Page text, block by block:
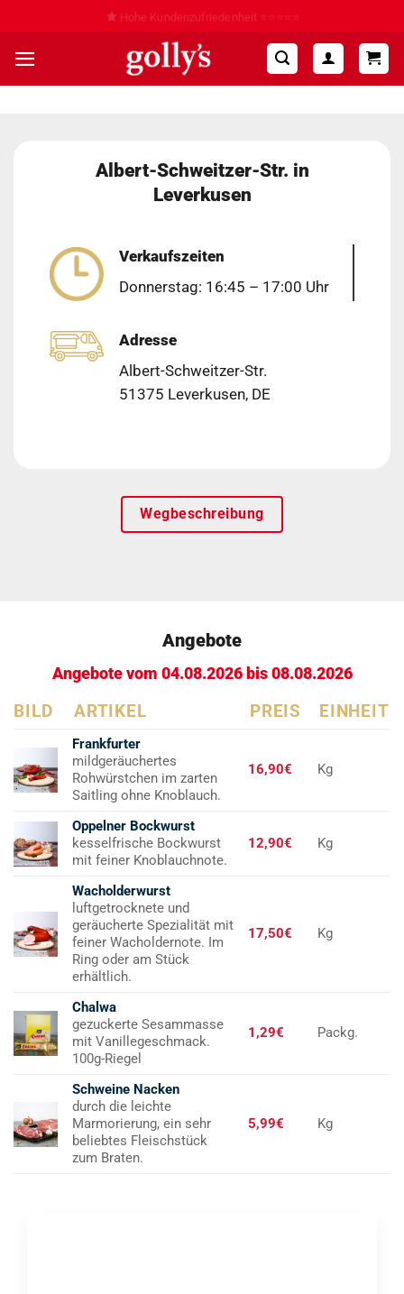
springen
Hohe Kundenzufriedenheit ⭐⭐⭐⭐⭐
Albert-Schweitzer-Str. in
Leverkusen
Verkaufszeiten
Donnerstag: 16:45 – 17:00 Uhr
Adresse
Albert-Schweitzer-Str.
51375 Leverkusen, DE
Wegbeschreibung
Angebote
Angebote vom 04.08.2026 bis 08.08.2026
BILD ARTIKEL PREIS EINHEIT
Frankfurter
mildgeräuchertes
Rohwürstchen im zarten
Saitling ohne Knoblauch.
16,90€ Kg
Oppelner Bockwurst
kesselfrische Bockwurst
mit feiner Knoblauchnote.
12,90€ Kg
Wacholderwurst
luftgetrocknete und
geräucherte Spezialität mit
feiner Wacholdernote. Im
Ring oder am Stück
erhältlich.
17,50€ Kg
Chalwa
gezuckerte Sesammasse
mit Vanillegeschmack.
100g-Riegel
1,29€ Packg.
Schweine Nacken
durch die leichte
Marmorierung, ein sehr
beliebtes Fleischstück
zum Braten.
5,99€ Kg